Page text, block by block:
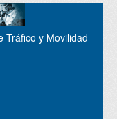
Tráfico y Movilidad